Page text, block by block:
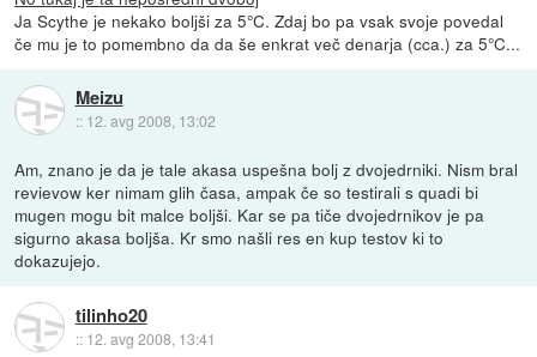
Ja Scythe je nekako boljši za 5°C. Zdaj bo pa vsak svoje povedal
če mu je to pomembno da da še enkrat več denarja (cca.) za 5°C...
Meizu
:: 12. avg 2008, 13:02
Am, znano je da je tale akasa uspešna bolj z dvojedrniki. Nism bral
revievow ker nimam glih časa, ampak če so testirali s quadi bi
mugen mogu bit malce boljši. Kar se pa tiče dvojedrnikov je pa
sigurno akasa boljša. Kr smo našli res en kup testov ki to
dokazujejo.
tilinho20
:: 12. avg 2008, 13:41